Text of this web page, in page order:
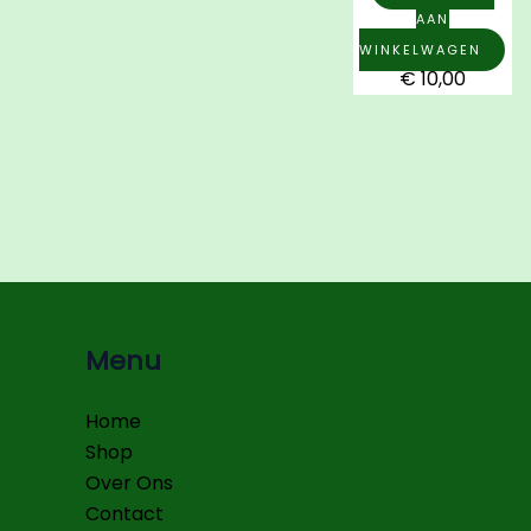
AAN
WINKELWAGEN
€10,00
Menu
Home
Shop
Over Ons
Contact